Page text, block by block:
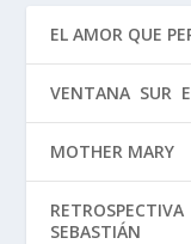
EL AMOR QUE
VENTANA SUR
MOTHER MARY
SEBASTIÁN